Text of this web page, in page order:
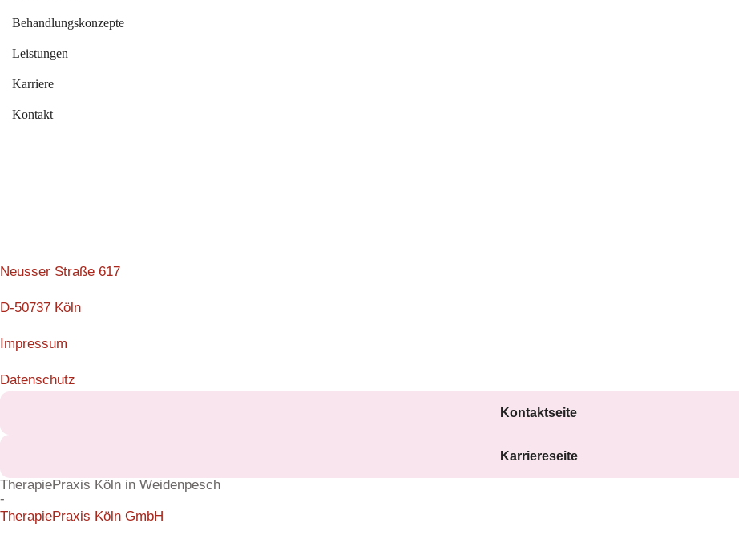
Behandlungskonzepte
Leistungen
Karriere
Kontakt
Neusser Straße 617
D-50737 Köln
Impressum
Datenschutz
Kontaktseite
Karriereseite
TherapiePraxis Köln in Weidenpesch
-
TherapiePraxis Köln GmbH